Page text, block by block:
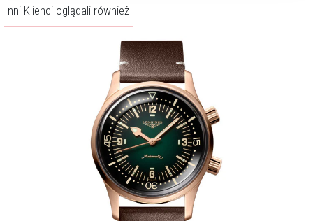
Inni Klienci oglądali również